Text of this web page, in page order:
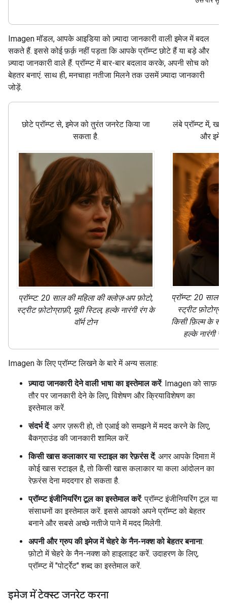
Imagen मॉडल, आपके आइडिया को ज़्यादा जानकारी वाली इमेज में बदल
सकते हैं. इससे कोई फ़र्क़ नहीं पड़ता कि आपके प्रॉम्प्ट छोटे हैं या बड़े और
ज़्यादा जानकारी वाले हैं. प्रॉम्प्ट में बार-बार बदलाव करके, अपनी सोच को
बेहतर बनाएं. साथ ही, मनचाहा नतीजा मिलने तक उसमें ज़्यादा जानकारी
जोड़ें.
छोटे प्रॉम्प्ट से, इमेज को तुरंत जनरेट किया जा
सकता है.
प्रॉम्प्ट: 20 साल की महिला की क्लोज़-अप फ़ोटो,
स्ट्रीट फ़ोटोग्राफ़ी, मूवी स्टिल, हल्के नारंगी रंग के
वॉर्म टोन
लंबे प्रॉम्प्ट में,
और इमेज
प्रॉम्प्ट: 20 साल
स्ट्रीट
किसी फ़िल्म के
हल्के नारंगी रंग
Imagen के लिए प्रॉम्प्ट लिखने के बारे में अन्य सलाह:
ज़्यादा जानकारी देने वाली भाषा का इस्तेमाल करें: Imagen को साफ़
तौर पर जानकारी देने के लिए, विशेषण और क्रियाविशेषण का
इस्तेमाल करें.
संदर्भ दें: अगर ज़रूरी हो, तो एआई को समझने में मदद करने के लिए,
बैकग्राउंड की जानकारी शामिल करें.
किसी खास कलाकार या स्टाइल का रेफ़रंस दें: अगर आपके दिमाग़ में
कोई खास स्टाइल है, तो किसी खास कलाकार या कला आंदोलन का
रेफ़रंस देना मददगार हो सकता है.
प्रॉम्प्ट इंजीनियरिंग टूल का इस्तेमाल करें: प्रॉम्प्ट इंजीनियरिंग टूल या
संसाधनों का इस्तेमाल करें. इससे आपको अपने प्रॉम्प्ट को बेहतर
बनाने और सबसे अच्छे नतीजे पाने में मदद मिलेगी.
अपनी और ग्रुप की इमेज में चेहरे के नैन-नक्श को बेहतर बनाना:
फ़ोटो में चेहरे के नैन-नक्श को हाइलाइट करें. उदाहरण के लिए,
प्रॉम्प्ट में "पोर्ट्रेट" शब्द का इस्तेमाल करें.
इमेज में टेक्स्ट जनरेट करना